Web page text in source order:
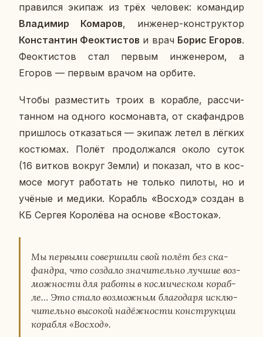
пра­вил­ся экипаж из трёх че­ло­век: ко­ман­дир
Вла­ди­мир Ко­ма­ров, ин­же­нер-кон­струк­тор
Кон­стан­тин Фео­к­ти­стов и врач Борис Егоров.
Фео­к­ти­стов стал первым ин­же­не­ром, а
Егоров — первым врачом на орбите.
Чтобы раз­ме­стить троих в ко­раб­ле, рас­счи­
тан­ном на одного кос­мо­нав­та, от ска­фанд­ров
при­шлось от­ка­зать­ся — экипаж летел в лёгких
ко­стю­мах. Полёт про­дол­жал­ся около суток
(16 витков вокруг Земли) и по­ка­зал, что в кос­
мо­се могут ра­бо­тать не только пилоты, но и
учёные и медики. Ко­рабль «Восход» создан в
КБ Сергея Ко­ро­лё­ва на основе «Во­сто­ка».
Мы пер­вы­ми со­вер­ши­ли свой полёт без ска­
фанд­ра, что со­зда­ло зна­чи­тель­но лучшие воз­
мож­но­сти для работы в кос­ми­че­ском ко­раб­
ле… Это стало воз­мож­ным бла­го­да­ря ис­клю­
чи­тель­но вы­со­кой на­дёж­но­сти кон­струк­ции
ко­раб­ля «Восход».